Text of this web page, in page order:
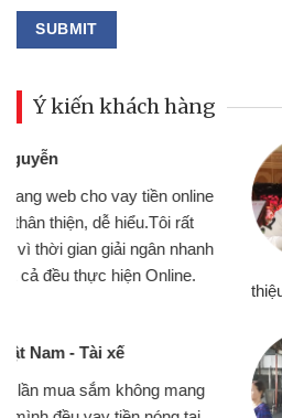
Ý kiến khách hàng
Đoàn Hữu
Mình cần
chiếc xe
gói vay tiền
cần gặp mặt
Cấn Văn Lực
Tôi kinh
nhiều lúc cần